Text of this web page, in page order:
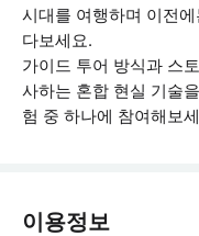
시대를 여행하며 이전
다보세요.
가이드 투어 방식과 스
사하는 혼합 현실 기술
험 중 하나에 참여해보
이용정보